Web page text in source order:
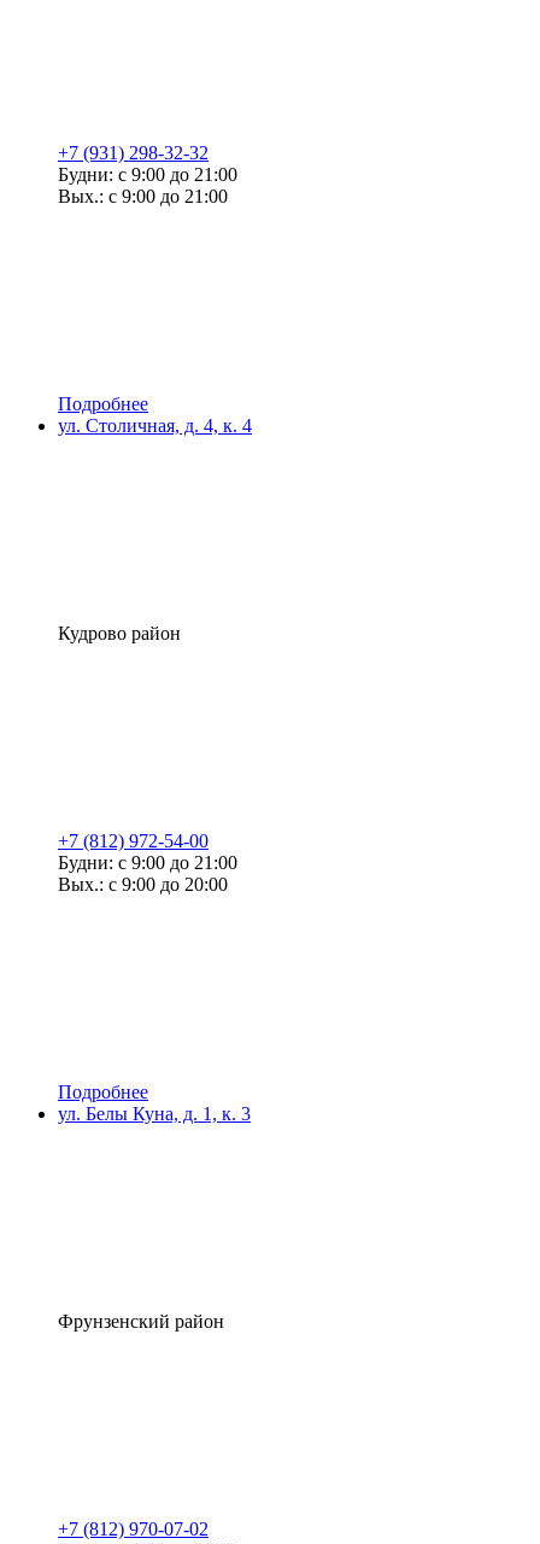
+7 (931) 298-32-32
Будни: с 9:00 до 21:00
Вых.: с 9:00 до 21:00
Подробнее
ул. Столичная, д. 4, к. 4
Кудрово район
+7 (812) 972-54-00
Будни: с 9:00 до 21:00
Вых.: с 9:00 до 20:00
Подробнее
ул. Белы Куна, д. 1, к. 3
Фрунзенский район
+7 (812) 970-07-02